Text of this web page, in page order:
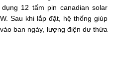
12 tấm pin canadian solar
Sau khi lắp đặt, hệ thống giúp
ban ngày, lượng điện dư thừa